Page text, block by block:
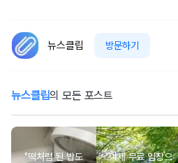
뉴스클립 방문하기
뉴스클립의 모든 포스트
"떡처럼 된 밥도
"이제 무료 입장으